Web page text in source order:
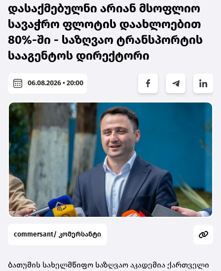
დასაქმებულნი არიან მსოფლიო
სავაჭრო ფლოტის დაახლოებით
80%-ში - საზღვაო ტრანსპორტის
სააგენტოს დირექტორი
06.08.2026 • 20:00
commersant/ კომერსანტი
ბათუმის სახელმწიფო საზღვაო აკადემია ქართველი